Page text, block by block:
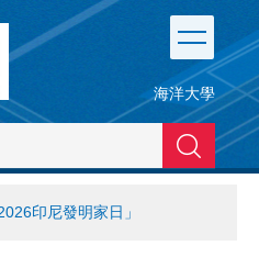
海洋大學
搜尋
印尼發明家日」